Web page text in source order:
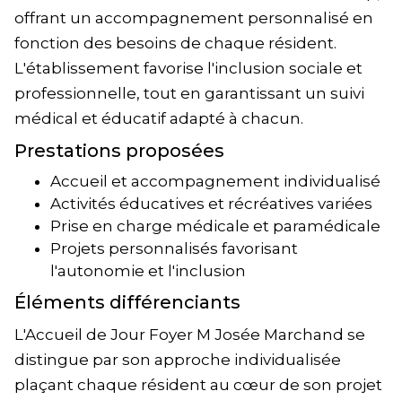
offrant un accompagnement personnalisé en
fonction des besoins de chaque résident.
L'établissement favorise l'inclusion sociale et
professionnelle, tout en garantissant un suivi
médical et éducatif adapté à chacun.
Prestations proposées
Accueil et accompagnement individualisé
Activités éducatives et récréatives variées
Prise en charge médicale et paramédicale
Projets personnalisés favorisant
l'autonomie et l'inclusion
Éléments différenciants
L'Accueil de Jour Foyer M Josée Marchand se
distingue par son approche individualisée
plaçant chaque résident au cœur de son projet